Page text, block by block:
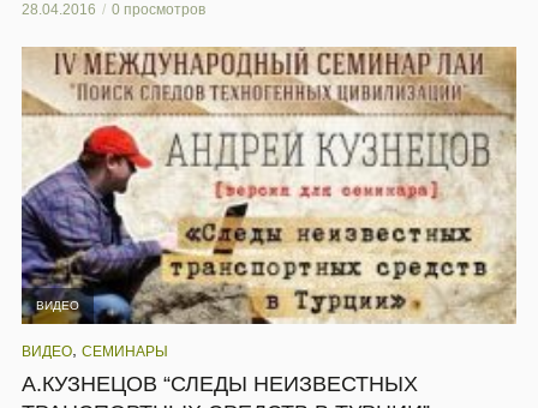
28.04.2016 0 просмотров
ВИДЕО
ВИДЕО, СЕМИНАРЫ
А.КУЗНЕЦОВ “СЛЕДЫ НЕИЗВЕСТНЫХ